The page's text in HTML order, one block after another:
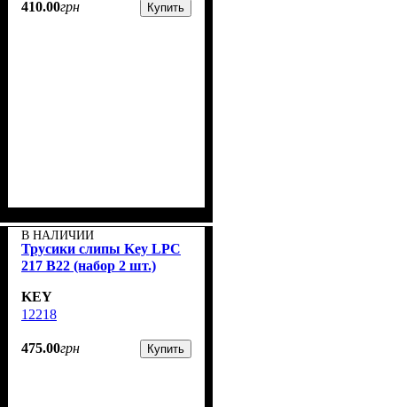
410.00грн Купить
В НАЛИЧИИ
Трусики слипы Key LPC
217 B22 (набор 2 шт.)
KEY
12218
475.00грн Купить